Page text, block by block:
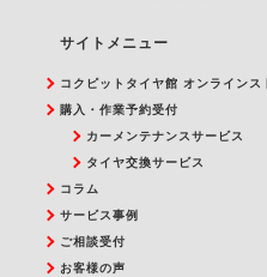
サイトメニュー
コクピットタイヤ館 オンラインス
購入・作業予約受付
カーメンテナンスサービス
タイヤ交換サービス
コラム
サービス事例
ご相談受付
お客様の声